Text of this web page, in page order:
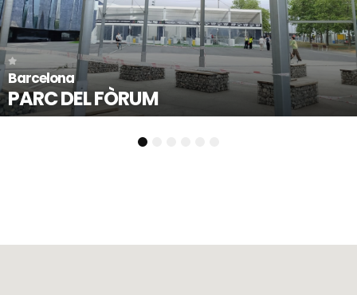
Llorenç del Penedès -
PLAÇA 1 D’OCTUBRE
4